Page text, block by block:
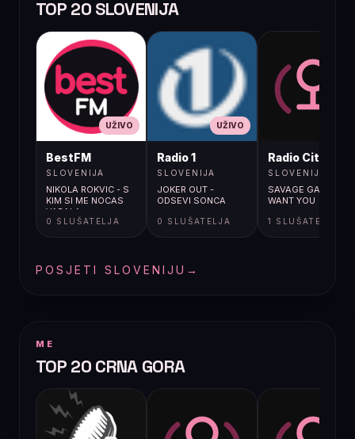
TOP 20 SLOVENIJA
UŽIVO
BestFM
SLOVENIJA
NIKOLA ROKVIC - S
KIM SI ME NOCAS
VARALA
0 SLUŠATELJA
UŽIVO
Radio 1
SLOVENIJA
JOKER OUT -
ODSEVI SONCA
0 SLUŠATELJA
Radio City
SLOVENIJA
SAVAGE GARDEN / I
WANT YOU
1 SLUŠATELJA
POSJETI SLOVENIJU →
ME
TOP 20 CRNA GORA